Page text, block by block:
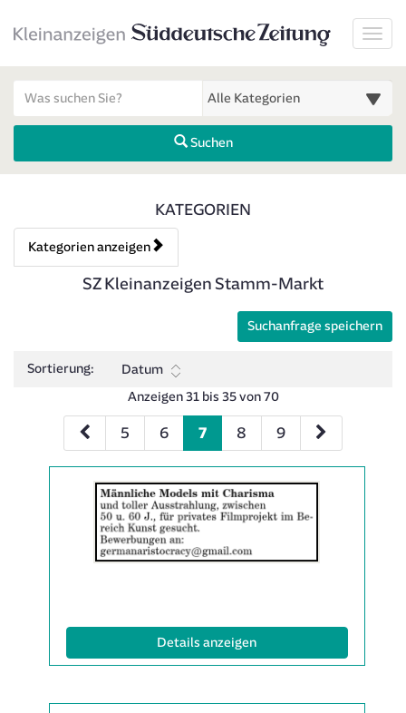
Suchen
Kategorien & Anzeigen
KATEGORIEN
Kategorien anzeigen
Bedienhinweis: Navigieren Sie mit Tab (Shift+Tab zurück).
Rubrik:
SZ Kleinanzeigen Stamm-Markt
Suchanfrage speichern
Sortierung:
Datum
Anzeigen 31 bis 35 von 70
5 6 7 8 9
der
Anzeige
anzeigen
Details anzeigen(ID: 2061980)